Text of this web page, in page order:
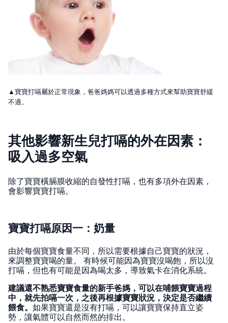
▲寶寶打嗝屬於正常現象，爸爸媽媽可以透過多種方式來幫助寶寶舒緩
不適。
其他影響新生兒打嗝的外在因素：
吸入過多空氣
除了寶寶橫膈膜收縮的自發性打嗝，也有多項外在因素，
會影響寶寶打嗝。
寶寶打嗝原因一：奶量
由於每個寶寶食量不同，所以需要根據自己寶寶的狀況，
來調整寶寶喝的量。 有時候可能因為寶寶沒喝飽，所以沒
打嗝，但也有可能是因為喝太多，導致氣卡在消化系統。
建議還不熟悉寶寶食量的新手爸媽，可以在哺餵寶寶過程
中，就先拍嗝一次，之後再根據寶寶狀況，決定是否繼續
餵食。 如果寶寶還是沒有打嗝，可以讓寶寶保持直立姿
勢，讓氣體可以自然而然的排出。